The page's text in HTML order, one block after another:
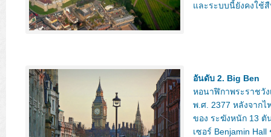
และระบบนี้ยังคงใช้
อันดับ 2. Big Ben
หอนาฬิกาพระราชวั
พ.ศ. 2377 หลังจาก
ของ ระฆังหนัก 13
เซอร์ Benjamin